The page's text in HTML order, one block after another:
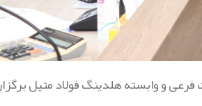
مجمع عمومی عادی سالیانه منتهی به ۲۹ اسفند سال ۱۴۰۰ برای ۱۴ شرکت فرعی و وابسته هلدینگ فولاد متیل